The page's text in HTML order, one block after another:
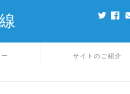
サイトのご紹介